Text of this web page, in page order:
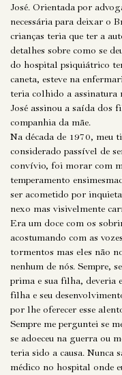
José. Orientada por
necessária para deixar o
crianças teria que ter a
detalhes sobre como se
do hospital psiquiátrico
caneta, esteve na
teria colhido a assinatura
José assinou a saída dos
companhia da mãe.
Na década de 1970, meu
considerado passível de
convívio, foi morar com
temperamento
ser acometido por
nexo mas visivelmente
Era um doce com os
acostumando com as
tormentos mas eles não
nenhum de nós. Sempre,
prima e sua filha, deveria
filha e seu
por lhe oferecer esse
Sempre me perguntei se
se adoeceu na guerra ou
teria sido a causa. Nunca
médico no hospital onde